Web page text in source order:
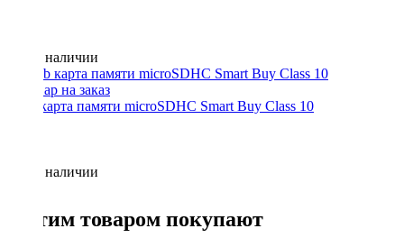
Нет в наличии
8 Gb карта памяти microSDHC Smart Buy Class 10
Нет в наличии
С этим товаром покупают